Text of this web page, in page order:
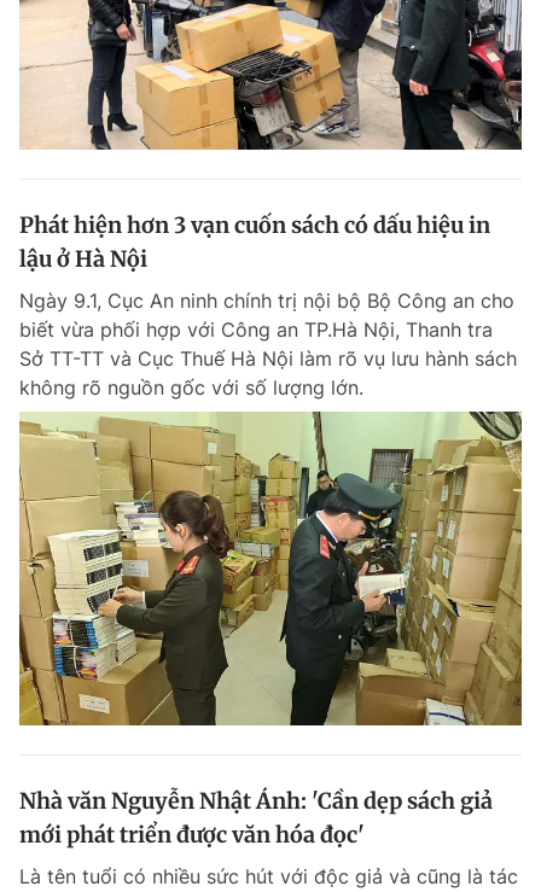
Phát hiện hơn 3 vạn cuốn sách có dấu hiệu in
lậu ở Hà Nội
Ngày 9.1, Cục An ninh chính trị nội bộ Bộ Công an cho
biết vừa phối hợp với Công an TP.Hà Nội, Thanh tra
Sở TT-TT và Cục Thuế Hà Nội làm rõ vụ lưu hành sách
không rõ nguồn gốc với số lượng lớn.
Nhà văn Nguyễn Nhật Ánh: 'Cần dẹp sách giả
mới phát triển được văn hóa đọc'
Là tên tuổi có nhiều sức hút với độc giả và cũng là tác